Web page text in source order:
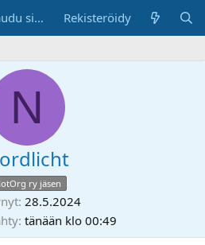
Kirjaudu sisään Rekisteröidy
N
ry jäsen
28.5.2024
tänään klo 00:49